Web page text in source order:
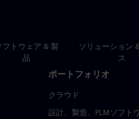
フトウェア & 製
品
ソリューション
ス
ポートフォリオ
クラウド
設計、製造、PLMソフト